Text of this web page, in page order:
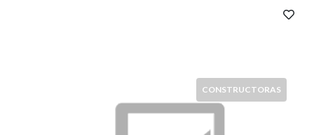
CONSTRUCTORAS